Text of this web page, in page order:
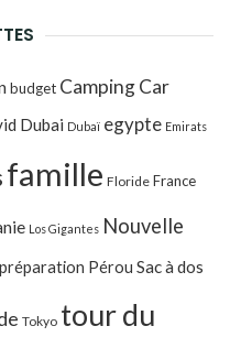
budget Camping Car
Dubai Dubaï egypte Emirats
famille Floride France
Los Gigantes Nouvelle
préparation Pérou Sac à dos
Tokyo tour du